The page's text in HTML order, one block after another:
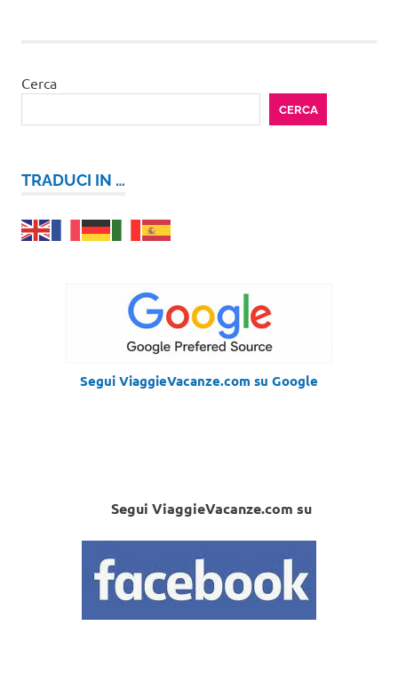
Cerca
CERCA
TRADUCI IN …
Segui ViaggieVacanze.com su Google
Segui ViaggieVacanze.com su